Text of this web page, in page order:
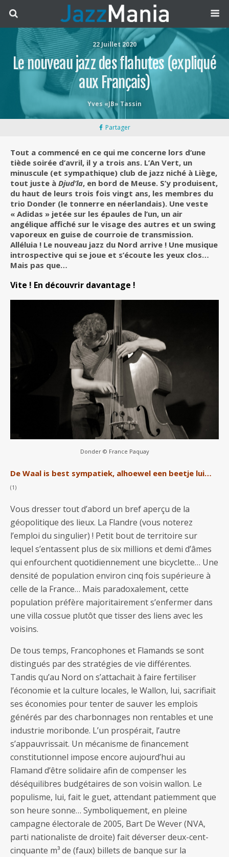
22 Juillet 2020
Le nouveau jazz des flahutes (expliqué
aux Français)
Yves «JB» Tassin
Partager
Tout a commencé en ce qui me concerne lors d’une
tiède soirée d’avril, il y a trois ans. L’An Vert, un
minuscule (et sympathique) club de jazz niché à Liège,
tout juste à Djud’la, en bord de Meuse. S’y produisent,
du haut de leurs trois fois vingt ans, les membres du
trio Donder (le tonnerre en néerlandais). Une veste
« Adidas » jetée sur les épaules de l’un, un air
angélique affiché sur le visage des autres et un swing
vaporeux en guise de courroie de transmission.
Alléluia ! Le nouveau jazz du Nord arrive ! Une musique
introspective qui se joue et s’écoute les yeux clos…
Mais pas que…
Vite ! En découvrir davantage !
Donder © France Paquay
De Waal is best sympatiek, alhoewel een beetje lui…
(1)
Vous dresser tout d’abord un bref aperçu de la
géopolitique des lieux. La Flandre (vous noterez
l’emploi du singulier) ! Petit bout de territoire sur
lequel s’entassent plus de six millions et demi d’âmes
qui enfourchent quotidiennement une bicyclette… Une
densité de population environ cinq fois supérieure à
celle de la France… Mais paradoxalement, cette
population préfère majoritairement s’enfermer dans
une villa cossue plutôt que tisser des liens avec les
voisins.
De tous temps, Francophones et Flamands se sont
distingués par des stratégies de vie différentes.
Tandis qu’au Nord on s’attachait à faire fertiliser
l’économie et la culture locales, le Wallon, lui, sacrifiait
ses économies pour tenter de sauver les emplois
générés par des charbonnages non rentables et une
industrie moribonde. L’un prospérait, l’autre
s’appauvrissait. Un mécanisme de financement
constitutionnel impose encore aujourd’hui au
Flamand d’être solidaire afin de compenser les
déséquilibres budgétaires de son voisin wallon. Le
populisme, lui, fait le guet, attendant patiemment que
son heure sonne… Symboliquement, en pleine
campagne électorale de 2005, Bart De Wever (NVA,
parti nationaliste de droite) fait déverser deux-cent-
cinquante m³ de (faux) billets de banque sur la